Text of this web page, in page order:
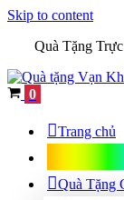
Skip to content
Quà Tặng
Cart
0
Trang chủ
Quà Tặng